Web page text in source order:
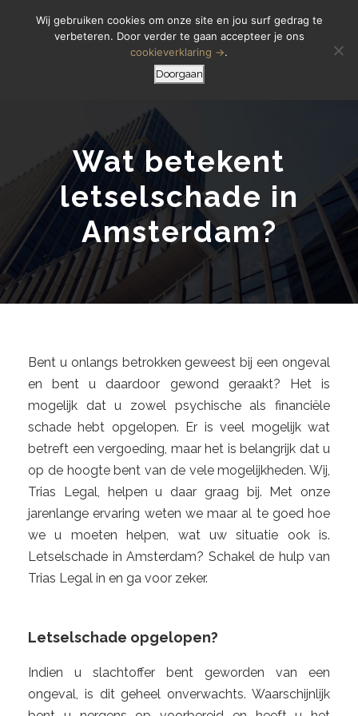
Letselschade Melden 06 14 200 440
Wat betekent
letselschade in
Amsterdam?
Bent u onlangs betrokken geweest bij een ongeval
en bent u daardoor gewond geraakt? Het is
mogelijk dat u zowel psychische als financiële
schade hebt opgelopen. Er is veel mogelijk wat
betreft een vergoeding, maar het is belangrijk dat u
op de hoogte bent van de vele mogelijkheden. Wij,
Trias Legal, helpen u daar graag bij. Met onze
jarenlange ervaring weten we maar al te goed hoe
we u moeten helpen, wat uw situatie ook is.
Letselschade in Amsterdam? Schakel de hulp van
Trias Legal in en ga voor zeker.
Letselschade opgelopen?
Indien u slachtoffer bent geworden van een
ongeval, is dit geheel onverwachts. Waarschijnlijk
Wij gebruiken cookies om onze site en jou surf gedrag te
verbeteren. Door verder te gaan accepteer je ons
cookieverklaring →.
Doorgaan